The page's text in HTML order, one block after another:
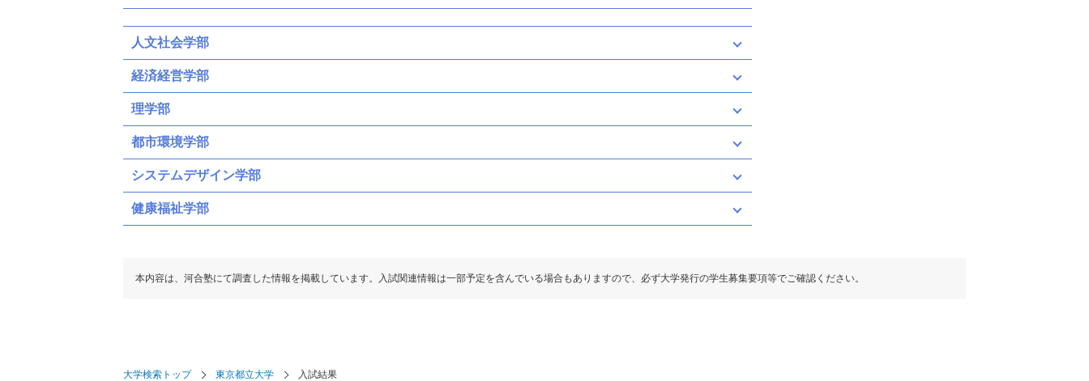
人文社会学部
経済経営学部
理学部
都市環境学部
システムデザイン学部
健康福祉学部
本内容は、河合塾にて調査した情報を掲載しています。入試関連情報は一部予定を含んでいる場合もありますので、必ず大学発行の学生募集要項等でご確認ください。
大学検索トップ 東京都立大学 入試結果